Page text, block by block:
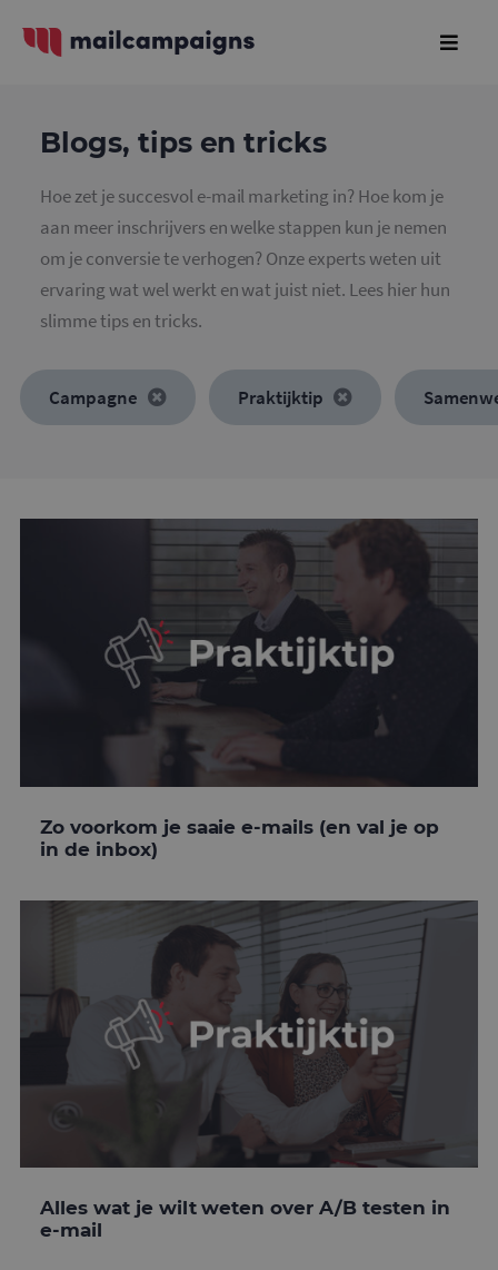
Blogs, tips en tricks
Hoe zet je succesvol e-mail marketing in? Hoe kom je
aan meer inschrijvers en welke stappen kun je nemen
om je conversie te verhogen? Onze experts weten uit
ervaring wat wel werkt en wat juist niet. Lees hier hun
slimme tips en tricks.
Campagne Praktijktip
Zo voorkom je saaie e-mails (en val je op
in de inbox)
Alles wat je wilt weten over A/B testen in
e-mail